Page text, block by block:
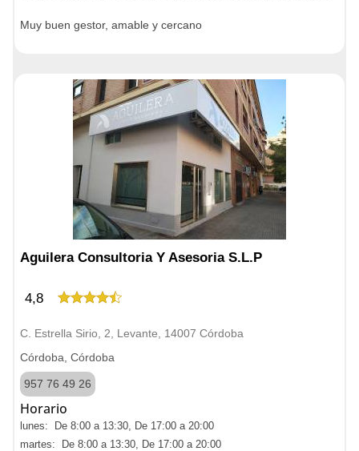
Muy buen gestor, amable y cercano
Aguilera Consultoria Y Asesoria S.L.P
4,8
C. Estrella Sirio, 2, Levante, 14007 Córdoba
Córdoba, Córdoba
957 76 49 26
Horario
lunes: De 8:00 a 13:30, De 17:00 a 20:00
martes: De 8:00 a 13:30, De 17:00 a 20:00